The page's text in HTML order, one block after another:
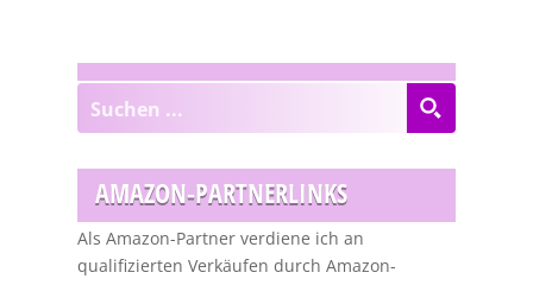
AMAZON-PARTNERLINKS
Als Amazon-Partner verdiene ich an
qualifizierten Verkäufen durch Amazon-